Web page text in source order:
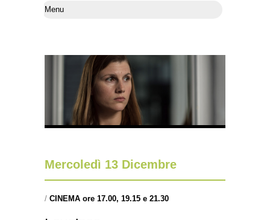
Mercoledì 13 Dicembre
/ CINEMA ore 17.00, 19.15 e 21.30